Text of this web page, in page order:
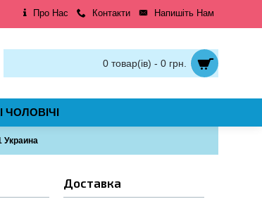
Про Нас Контакти Напишіть Нам
0 товар(ів) - 0 грн.
ЧОЛОВІЧІ
Украина
Доставка